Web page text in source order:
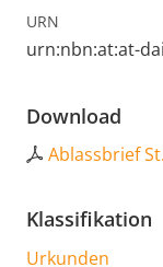
URN
urn:nbn:at:at-
Download
Ablassbrief
Klassifikation
Urkunden